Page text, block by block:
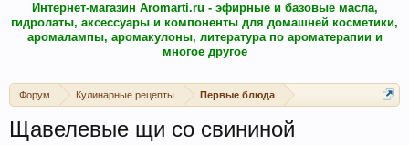
Интернет-магазин Aromarti.ru - эфирные и базовые масла,
гидролаты, аксессуары и компоненты для домашней косметики,
аромалампы, аромакулоны, литература по ароматерапии и
многое другое
Форум Кулинарные рецепты Первые блюда
Щавелевые щи со свининой